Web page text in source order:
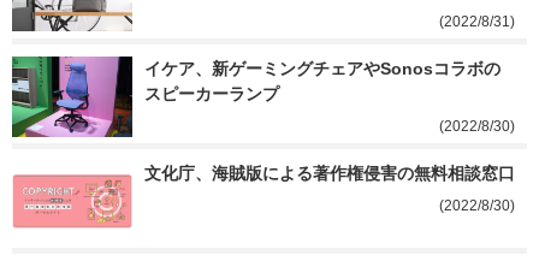
(2022/8/31)
イケア、新ゲーミングチェアやSonosコラボの
スピーカーランプ
(2022/8/30)
文化庁、海賊版による著作権侵害の無料相談窓口
(2022/8/30)